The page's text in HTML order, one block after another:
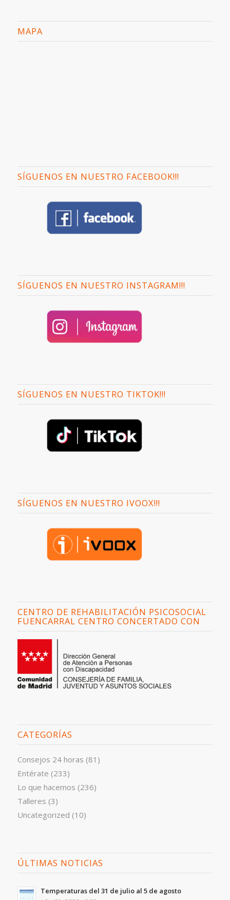
MAPA
SÍGUENOS EN NUESTRO FACEBOOK!!!
SÍGUENOS EN NUESTRO INSTAGRAM!!!
SÍGUENOS EN NUESTRO TIKTOK!!!
SÍGUENOS EN NUESTRO IVOOX!!!
CENTRO DE REHABILITACIÓN PSICOSOCIAL
FUENCARRAL CENTRO CONCERTADO CON
CATEGORÍAS
Consejos 24 horas (81)
Entérate (233)
Lo que hacemos (236)
Talleres (3)
Uncategorized (10)
ÚLTIMAS NOTICIAS
Temperaturas del 31 de julio al 5 de agosto